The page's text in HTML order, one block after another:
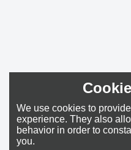
We use cookies to
experience. They also
behavior in order to
you.